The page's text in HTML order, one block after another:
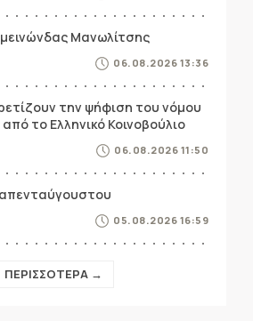
Μανωλίτσης
06.08.2026 13:36
την ψήφιση του νόμου
το Ελληνικό Κοινοβούλιο
06.08.2026 11:50
05.08.2026 16:59
ΠΕΡΙΣΣΟΤΕΡΑ →